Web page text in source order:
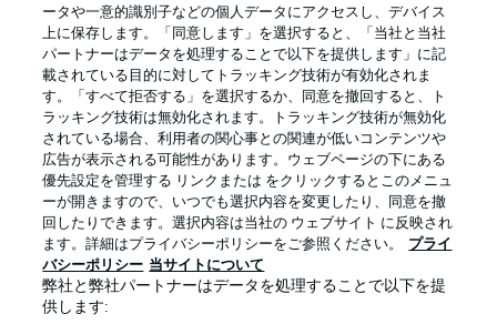
プライバシー・ポリシー 優先設定を管理する
利用条件 放送局
求人 選手
当サイトについて
ータや一意的識別子などの個人データにアクセスし、デバイス
上に保存します。「同意します」を選択すると、「当社と当社
パートナーはデータを処理することで以下を提供します」に記
載されている目的に対してトラッキング技術が有効化されま
す。「すべて拒否する」を選択するか、同意を撤回すると、ト
ラッキング技術は無効化されます。トラッキング技術が無効化
されている場合、利用者の関心事との関連が低いコンテンツや
広告が表示される可能性があります。ウェブページの下にある
優先設定を管理する リンクまたは をクリックするとこのメニュ
ーが開きますので、いつでも選択内容を変更したり、同意を撤
回したりできます。選択内容は当社の ウェブサイト に反映され
ます。詳細はプライバシーポリシーをご参照ください。
プライ
バシーポリシー 当サイトについて
弊社と弊社パートナーはデータを処理することで以下を提
供します: